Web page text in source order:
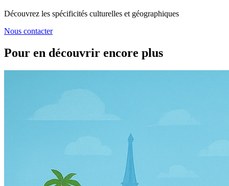
Découvrez les spécificités culturelles et géographiques
Nous contacter
Pour en découvrir encore plus